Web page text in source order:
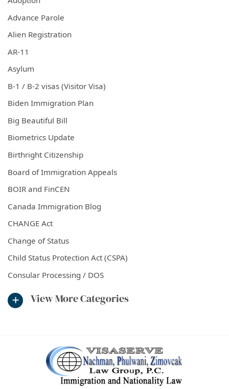
Advance Parole
Alien Registration
AR-11
Asylum
B-1 / B-2 visas (Visitor Visa)
Biden Immigration Plan
Big Beautiful Bill
Biometrics Update
Birthright Citizenship
Board of Immigration Appeals
BOIR and FinCEN
Canada Immigration Blog
CHANGE Act
Change of Status
Child Status Protection Act (CSPA)
Consular Processing / DOS
View More Categories